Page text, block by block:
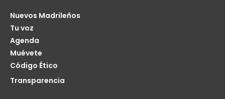
Nuevos Madrileños
Tu voz
Agenda
Muévete
Código Ético
Transparencia